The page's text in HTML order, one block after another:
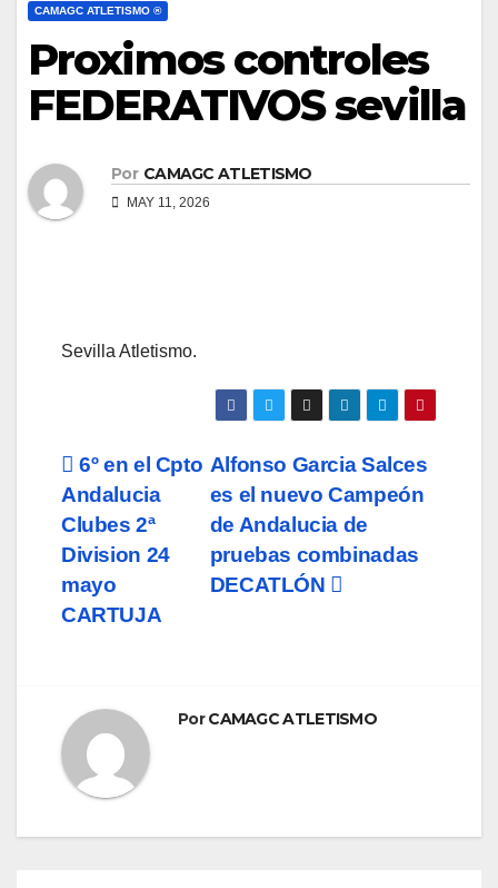
CAMAGC ATLETISMO ®
Proximos controles
FEDERATIVOS sevilla
Por CAMAGC ATLETISMO
MAY 11, 2026
Sevilla Atletismo.
Navegación
de
entradas
Alfonso Garcia Salces
es el nuevo Campeón
de Andalucia de
pruebas combinadas
DECATLÓN
6º en el Cpto
Andalucia
Clubes 2ª
Division 24
mayo
CARTUJA
PorCAMAGC ATLETISMO